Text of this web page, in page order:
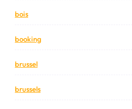
bois
booking
brussel
brussels